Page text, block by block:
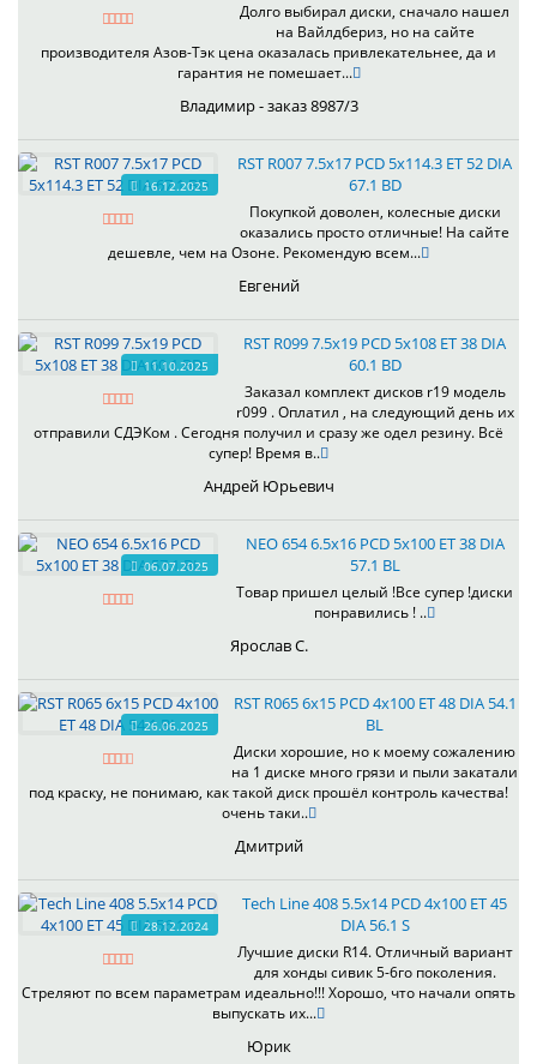
Долго выбирал диски, сначало нашел
на Вайлдбериз, но на сайте
производителя Азов-Тэк цена оказалась привлекательнее, да и
гарантия не помешает...
Владимир - заказ 8987/3
16.12.2025
RST R007 7.5x17 PCD 5x114.3 ET 52 DIA
67.1 BD
Покупкой доволен, колесные диски
оказались просто отличные! На сайте
дешевле, чем на Озоне. Рекомендую всем...
Евгений
11.10.2025
RST R099 7.5x19 PCD 5x108 ET 38 DIA
60.1 BD
Заказал комплект дисков r19 модель
r099 . Оплатил , на следующий день их
отправили СДЭКом . Сегодня получил и сразу же одел резину. Всё
супер! Время в..
Андрей Юрьевич
06.07.2025
NEO 654 6.5x16 PCD 5x100 ET 38 DIA
57.1 BL
Товар пришел целый !Все супер !диски
понравились ! ..
Ярослав С.
26.06.2025
RST R065 6x15 PCD 4x100 ET 48 DIA 54.1
BL
Диски хорошие, но к моему сожалению
на 1 диске много грязи и пыли закатали
под краску, не понимаю, как такой диск прошёл контроль качества!
очень таки..
Дмитрий
28.12.2024
Tech Line 408 5.5x14 PCD 4x100 ET 45
DIA 56.1 S
Лучшие диски R14. Отличный вариант
для хонды сивик 5-6го поколения.
Стреляют по всем параметрам идеально!!! Хорошо, что начали опять
выпускать их...
Юрик